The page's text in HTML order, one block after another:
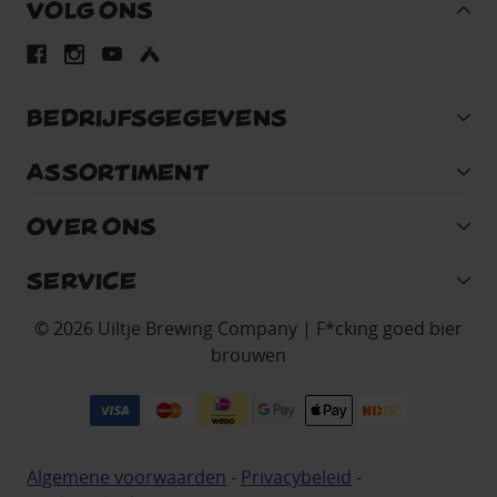
VOLG ONS
BEDRIJFSGEGEVENS
ASSORTIMENT
OVER ONS
SERVICE
© 2026 Uiltje Brewing Company | F*cking goed bier
brouwen
Algemene voorwaarden - Privacybeleid -